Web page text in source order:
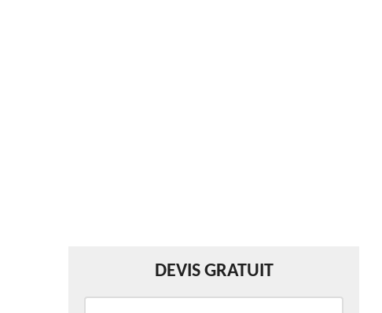
DEVIS GRATUIT